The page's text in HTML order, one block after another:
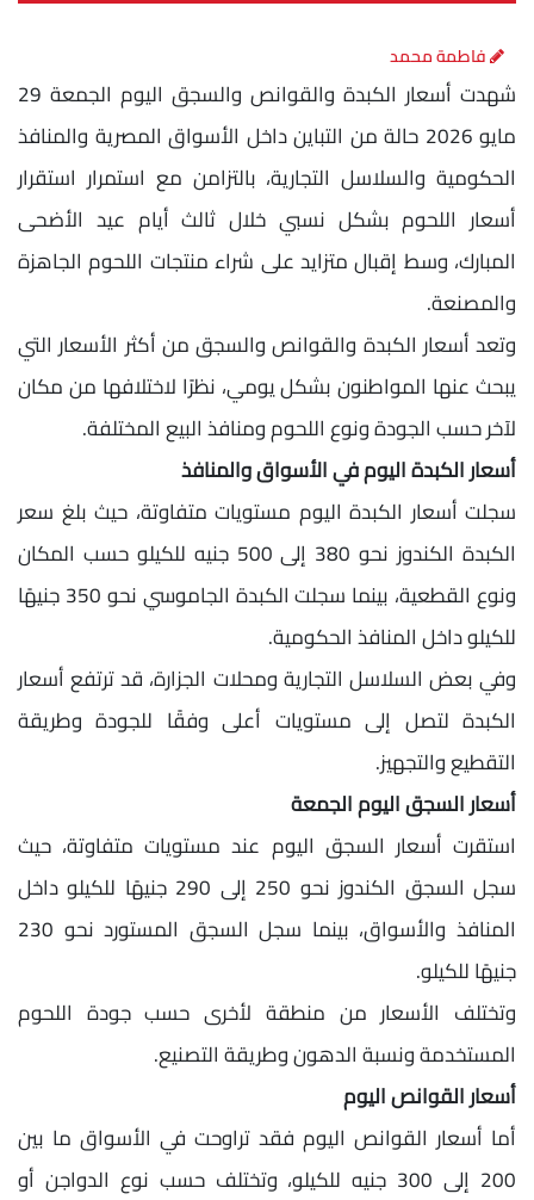
فاطمة محمد
شهدت أسعار الكبدة والقوانص والسجق اليوم الجمعة 29
مايو 2026 حالة من التباين داخل الأسواق المصرية والمنافذ
الحكومية والسلاسل التجارية، بالتزامن مع استمرار استقرار
أسعار اللحوم بشكل نسبي خلال ثالث أيام عيد الأضحى
المبارك، وسط إقبال متزايد على شراء منتجات اللحوم الجاهزة
والمصنعة.
وتعد أسعار الكبدة والقوانص والسجق من أكثر الأسعار التي
يبحث عنها المواطنون بشكل يومي، نظرًا لاختلافها من مكان
لآخر حسب الجودة ونوع اللحوم ومنافذ البيع المختلفة.
أسعار الكبدة اليوم في الأسواق والمنافذ
سجلت أسعار الكبدة اليوم مستويات متفاوتة، حيث بلغ سعر
الكبدة الكندوز نحو 380 إلى 500 جنيه للكيلو حسب المكان
ونوع القطعية، بينما سجلت الكبدة الجاموسي نحو 350 جنيهًا
للكيلو داخل المنافذ الحكومية.
وفي بعض السلاسل التجارية ومحلات الجزارة، قد ترتفع أسعار
الكبدة لتصل إلى مستويات أعلى وفقًا للجودة وطريقة
التقطيع والتجهيز.
أسعار السجق اليوم الجمعة
استقرت أسعار السجق اليوم عند مستويات متفاوتة، حيث
سجل السجق الكندوز نحو 250 إلى 290 جنيهًا للكيلو داخل
المنافذ والأسواق، بينما سجل السجق المستورد نحو 230
جنيهًا للكيلو.
وتختلف الأسعار من منطقة لأخرى حسب جودة اللحوم
المستخدمة ونسبة الدهون وطريقة التصنيع.
أسعار القوانص اليوم
أما أسعار القوانص اليوم فقد تراوحت في الأسواق ما بين
200 إلى 300 جنيه للكيلو، وتختلف حسب نوع الدواجن أو